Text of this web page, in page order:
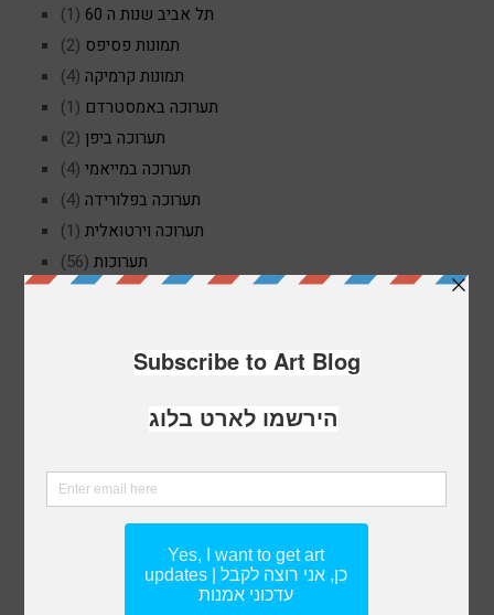
תל אביב שנות ה 60
(1)
תמונות פסיפס (2)
תמונות קרמיקה (4)
תערוכה באמסטרדם (1)
תערוכה ביפן (2)
תערוכה במייאמי (4)
תערוכה בפלורידה (4)
תערוכה וירטואלית (1)
תערוכות (56)
תערוכות אומנות(53)
תערוכות בפריז
TAGS
אומנות אומנות בפריז
אומנות ישראלית
אומנית ישראלית